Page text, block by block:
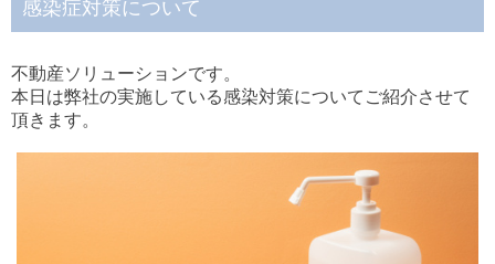
感染症対策について
不動産ソリューションです。
本日は弊社の実施している感染対策についてご紹介させて
頂きます。